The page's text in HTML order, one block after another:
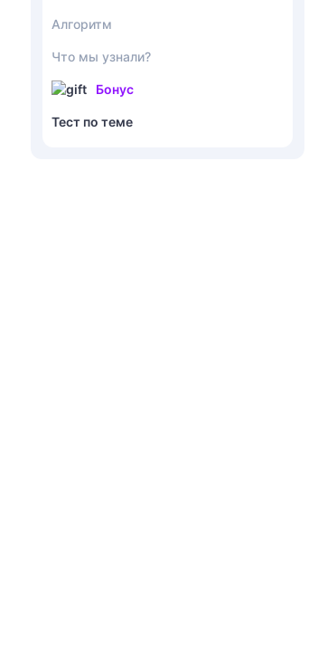
Алгоритм
Что мы узнали?
Бонус
Тест по теме